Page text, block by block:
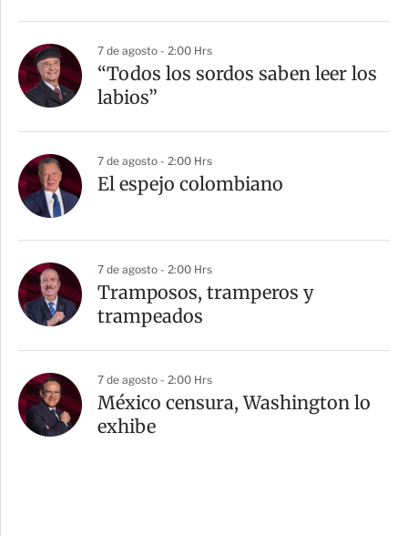
7 de agosto - 2:00 Hrs
“Todos los sordos saben leer los
labios”
7 de agosto - 2:00 Hrs
El espejo colombiano
7 de agosto - 2:00 Hrs
Tramposos, tramperos y
trampeados
7 de agosto - 2:00 Hrs
México censura, Washington lo
exhibe